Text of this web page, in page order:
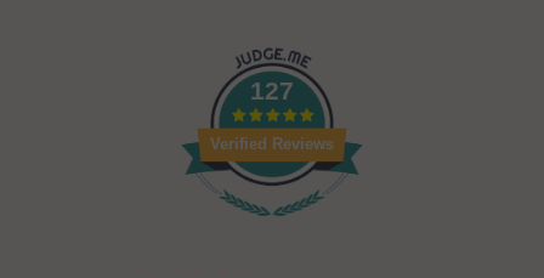
127
Verified Reviews